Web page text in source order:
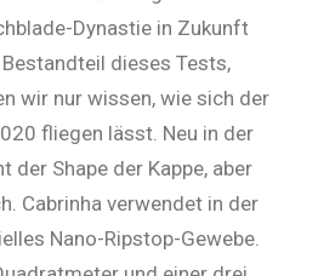
Dy­nas­tie in Zukunft
dieses Tests,
wir nur wissen, wie sich der
fliegen lässt. Neu in der
der Shape der Kappe, aber
Cabrinha verwendet in der
Nano-Ripstop-Gewebe.